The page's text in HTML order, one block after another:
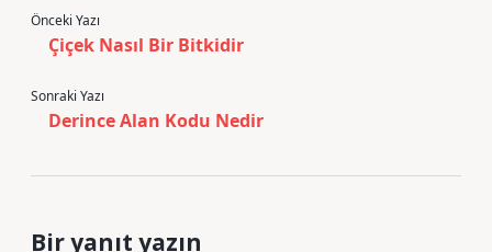
Önceki Yazı
Çiçek Nasıl Bir Bitkidir
Sonraki Yazı
Derince Alan Kodu Nedir
Bir yanıt yazın